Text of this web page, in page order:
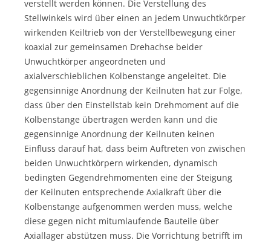
verstellt werden können. Die Verstellung des
Stellwinkels wird über einen an jedem Unwuchtkörper
wirkenden Keiltrieb von der Verstellbewegung einer
koaxial zur gemeinsamen Drehachse beider
Unwuchtkörper angeordneten und
axialverschieblichen Kolbenstange angeleitet. Die
gegen­sinnige Anordnung der Keilnuten hat zur Folge,
dass über den Einstellstab kein Drehmoment auf die
Kolbenstange übertragen werden kann und die
gegensinnige Anordnung der Keilnuten keinen
Einfluss darauf hat, dass beim Auftreten von zwischen
beiden Unwuchtkörpern wirkenden, dynamisch
beding­ten Gegendrehmo­menten eine der Steigung
der Keilnuten entsprechende Axialkraft über die
Kolbenstange aufgenommen werden muss, welche
diese gegen nicht mitumlaufende Bauteile über
Axiallager abstützen muss. Die Vorrichtung betrifft im